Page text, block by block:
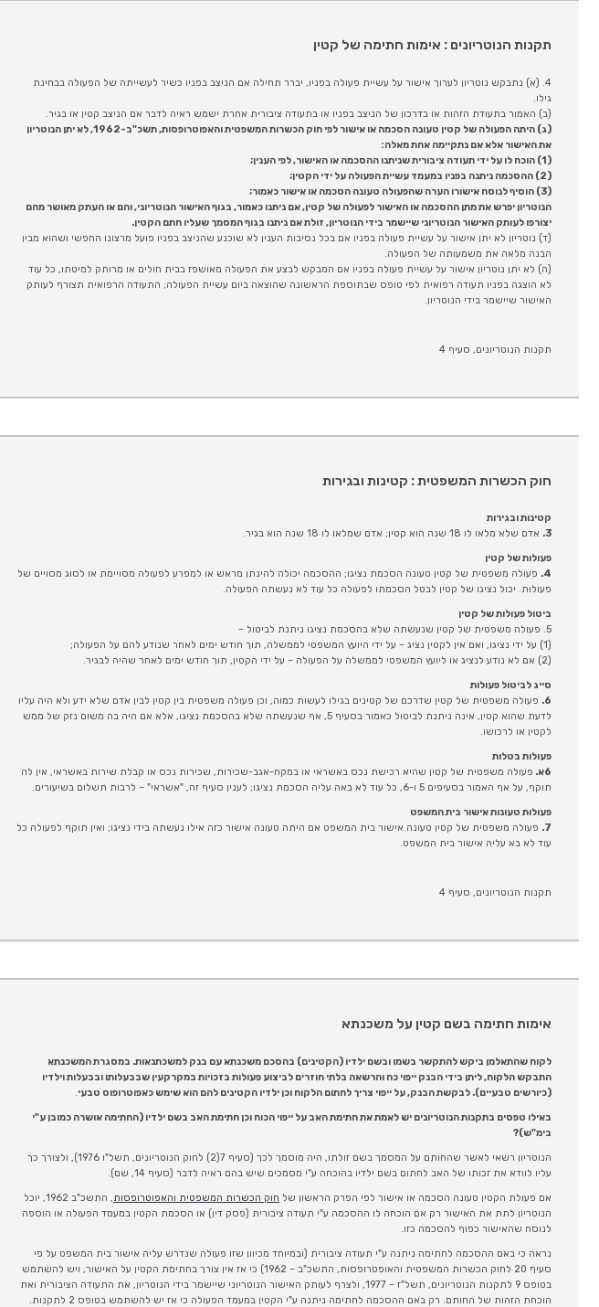
תקנות הנוטריונים : אימות חתימה של קטין
4. (א) נתבקש נוטריון לערוך אישור על עשיית פעולה בפניו, יברר תחילה אם הניצב בפניו כשיר לעשייתה של הפעולה בבחינת
גילו.
(ב) האמור בתעודת הזהות או בדרכון של הניצב בפניו או בתעודה ציבורית אחרת ישמש ראיה לדבר אם הניצב קטין או בגיר.
(ג) היתה הפעולה של קטין טעונה הסכמה או אישור לפי חוק הכשרות המשפטית והאפוטרופסות, תשכ"ב-1962, לא יתן הנוטריון
את האישור אלא אם נתקיימה אחת מאלה:
(1) הוכח לו על ידי תעודה ציבורית שניתנו ההסכמה או האישור, לפי הענין;
(2) ההסכמה ניתנה בפניו במעמד עשיית הפעולה על ידי הקטין;
(3) הוסיף לנוסח אישורו הערה שהפעולה טעונה הסכמה או אישור כאמור;
הנוטריון יפרש את מתן ההסכמה או האישור לפעולה של קטין, אם ניתנו כאמור, בגוף האישור הנוטריוני, והם או העתק מאושר מהם
יצורפו לעותק האישור הנוטריוני שיישמר בידי הנוטריון, זולת אם ניתנו בגוף המסמך שעליו חתם הקטין.
(ד) נוטריון לא יתן אישור על עשיית פעולה בפניו אם בכל נסיבות הענין לא שוכנע שהניצב בפניו פועל מרצונו החפשי ושהוא מבין
הבנה מלאה את משמעותה של הפעולה.
(ה) לא יתן נוטריון אישור על עשיית פעולה בפניו אם המבקש לבצע את הפעולה מאושפז בבית חולים או מרותק למיטתו, כל עוד
לא הוצגה בפניו תעודה רפואית לפי טופס שבתוספת הראשונה שהוצאה ביום עשיית הפעולה; התעודה הרפואית תצורף לעותק
האישור שיישמר בידי הנוטריון.
תקנות הנוטריונים, סעיף 4
חוק הכשרות המשפטית : קטינות ובגירות
קטינות ובגירות
3. אדם שלא מלאו לו 18 שנה הוא קטין; אדם שמלאו לו 18 שנה הוא בגיר.
פעולות של קטין
4.
פעולה משפטית של קטין טעונה הסכמת נציגו; ההסכמה יכולה להינתן מראש או למפרע לפעולה מסויימת או לסוג מסויים של
פעולות. יכול נציגו של קטין לבטל הסכמתו לפעולה כל עוד לא נעשתה הפעולה.
ביטול פעולות של קטין
5. פעולה משפטית של קטין שנעשתה שלא בהסכמת נציגו ניתנת לביטול –
(1) על ידי נציגו, ואם אין לקטין נציג – על ידי היועץ המשפטי לממשלה, תוך חודש ימים לאחר שנודע להם על הפעולה;
(2) אם לא נודע לנציג או ליועץ המשפטי לממשלה על הפעולה – על ידי הקטין, תוך חודש ימים לאחר שהיה לבגיר.
סייג לביטול פעולות
6.
פעולה משפטית של קטין שדרכם של קטינים בגילו לעשות כמוה, וכן פעולה משפטית בין קטין לבין אדם שלא ידע ולא היה עליו
לדעת שהוא קטין, אינה ניתנת לביטול כאמור בסעיף 5, אף שנעשתה שלא בהסכמת נציגו, אלא אם היה בה משום נזק של ממש
לקטין או לרכושו.
פעולות בטלות
6א.
פעולה משפטית של קטין שהיא רכישת נכס באשראי או במקח-אגב-שכירות, שכירות נכס או קבלת שירות באשראי, אין לה
תוקף, על אף האמור בסעיפים 5 ו-6, כל עוד לא באה עליה הסכמת נציגו; לענין סעיף זה, "אשראי" – לרבות תשלום בשיעורים.
פעולות טעונות אישור בית המשפט
7.
פעולה משפטית של קטין טעונה אישור בית המשפט אם היתה טעונה אישור כזה אילו נעשתה בידי נציגו; ואין תוקף לפעולה כל
עוד לא בא עליה אישור בית המשפט.
תקנות הנוטריונים, סעיף 4
אימות חתימה בשם קטין על משכנתא
לקוח שהתאלמן ביקש להתקשר בשמו ובשם ילדיו (הקטינים) בהסכם משכנתא עם בנק למשכתנאות. במסגרת המשכנתא
התבקש הלקוח, ליתן בידי הבנק ייפוי כח והרשאה בלתי חוזרים לביצוע פעולות בזכויות במקרקעין שבבעלותו ובבעלות וילדיו
(כיורשים טבעיים). לבקשת הבנק, על ייפוי צריך לחתום הלקוח וכן ילדיו הקטינים להם הוא שימש כאפוטרופוס טבעי
באילו טפסים בתקנות הנוטריונים יש לאמת את חתימת האב על ייפוי הכוח וכן חתימת האב בשם ילדיו (החתימה אושרה כמובן ע"י
בימ"ש)?
​הנוטריון רשאי לאשר שהחותם על המסמך בשם זולתו, היה מוסמך לכך (סעיף 7(2) לחוק הנוטריונים, תשל"ו 1976), ולצורך כך
עליו לוודא את זכותו של האב לחתום בשם ילדיו בהוכחה ע"י מסמכים שיש בהם ראיה לדבר (סעיף 14, שם).
אם פעולת הקטין טעונה הסכמה או אישור לפי הפרק הראשון של חוק הכשרות המשפטית והאפוטרופסות
, התשכ"ב 1962, יוכל
הנוטריון לתת את האישור רק אם הוכחה לו ההסכמה ע"י תעודה ציבורית (פסק דין) או הסכמת הקטין במעמד הפעולה או הוספה
לנוסח שהאישור כפוף להסכמה כזו.
נראה כי באם ההסכמה לחתימה ניתנה ע"י תעודה ציבורית (ובמיוחד מכיוון שזו פעולה שנדרש עליה אישור בית המשפט על פי
סעיף 20 לחוק הכשרות המשפטית והאופטרופסות, התשכ"ב – 1962) כי אז אין צורך בחתימת הקטין על האישור, ויש להשתמש
בטופס 9 לתקנות הנוטריונים, תשל"ז – 1977, ולצרף לעותק האישור הנוטריוני שיישמר בידי הנוטריון, את התעודה הציבורית ואת
הוכחת הזהות של החותם. רק באם ההסכמה לחתימה ניתנה ע"י הקטין במעמד הפעולה כי אז יש להשתמש בטופס 2 לתקנות.